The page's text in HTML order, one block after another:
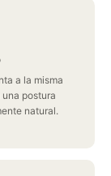
a la misma
postura
natural.